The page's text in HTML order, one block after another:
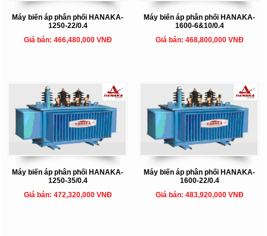
Máy biến áp phân phối HANAKA-
1250-22/0.4
Giá bán: 466,480,000 VNĐ
Máy biến áp phân phối HANAKA-
1600-6&10/0.4
Giá bán: 468,800,000 VNĐ
Máy biến áp phân phối HANAKA-
1250-35/0.4
Giá bán: 472,320,000 VNĐ
Máy biến áp phân phối HANAKA-
1600-22/0.4
Giá bán: 483,920,000 VNĐ